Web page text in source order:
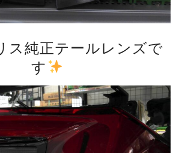
ス純正テールレンズで
す